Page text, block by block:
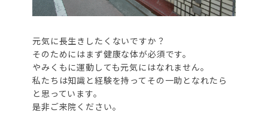
元気に長生きしたくないですか？
そのためにはまず健康な体が必須です。
やみくもに運動しても元気にはなれません。
私たちは知識と経験を持ってその一助となれたら
と思っています。
是非ご来院ください。